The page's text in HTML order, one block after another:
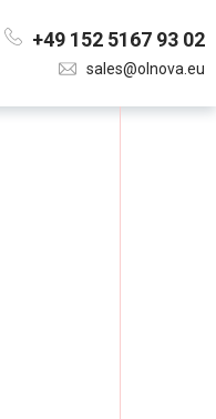
+49 152 5167 93 02
sales@olnova.eu